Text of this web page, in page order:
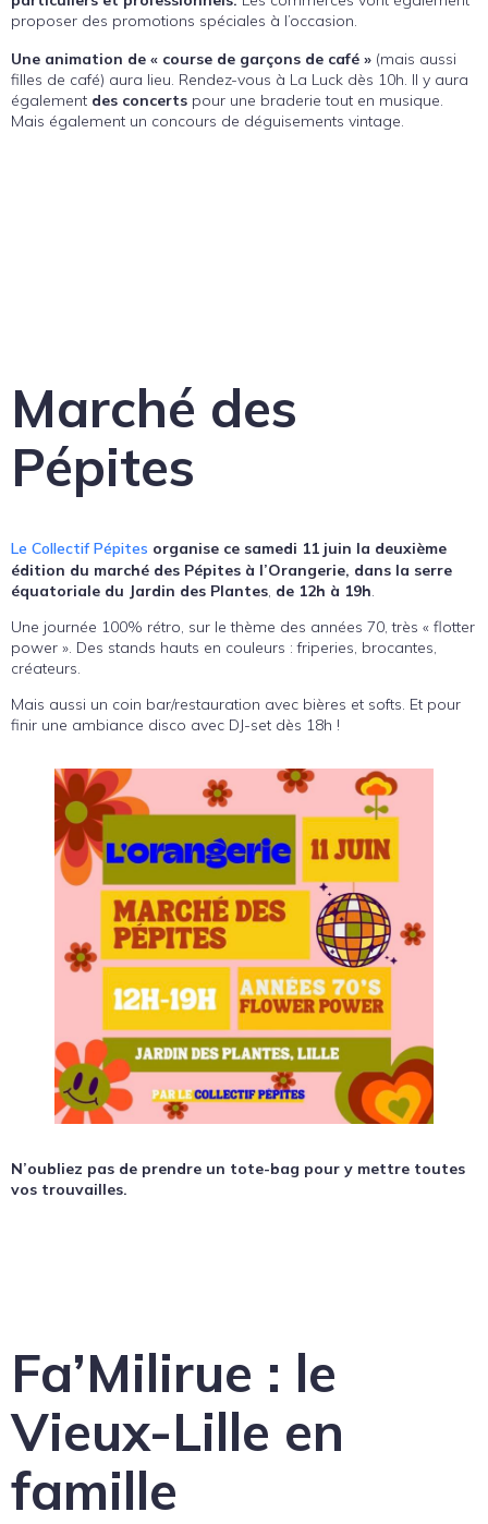
proposer des promotions spéciales à l’occasion.
Une animation de « course de garçons de café » (mais aussi
filles de café) aura lieu. Rendez-vous à La Luck dès 10h. Il y aura
également des concerts pour une braderie tout en musique.
Mais également un concours de déguisements vintage.
Marché des
Pépites
Le Collectif Pépites organise ce samedi 11 juin la deuxième
édition du marché des Pépites à l’Orangerie, dans la serre
équatoriale du Jardin des Plantes, de 12h à 19h.
Une journée 100% rétro, sur le thème des années 70, très « flotter
power ». Des stands hauts en couleurs : friperies, brocantes,
créateurs.
Mais aussi un coin bar/restauration avec bières et softs. Et pour
finir une ambiance disco avec DJ-set dès 18h !
N’oubliez pas de prendre un tote-bag pour y mettre toutes
vos trouvailles.
Fa’Milirue : le
Vieux-Lille en
famille